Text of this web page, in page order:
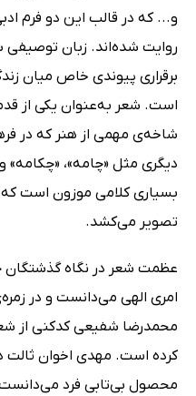
و... که در قالب این دو فرم
روایت شده‌اند. زبان
برقراری پیوندی خاص میان
است. شعر به‌عنوان یکی از
شاخه‌ی مهمی از هنر که در
دیگری مثل «چامه»، «چکامه»
بسیاری کلامی موزون است
تصویر می‌کشد.
عظمت شعر در نگاه گذشتگان
امری الهی می‌دانست و در
محمدرضا شفیعی کدکنی از
کرده است. مهدی اخوان ثالت
محصول بی‌تابی فرد می‌دانست